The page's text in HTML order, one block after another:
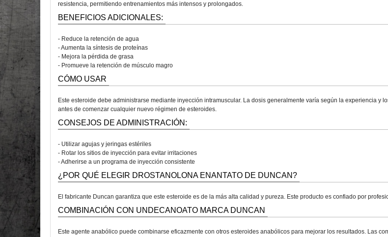
resistencia, permitiendo entrenamientos más intensos y prolongados.
BENEFICIOS ADICIONALES:
- Reduce la retención de agua
- Aumenta la síntesis de proteínas
- Mejora la pérdida de grasa
- Promueve la retención de músculo magro
CÓMO USAR
Este esteroide debe administrarse mediante inyección intramuscular. La dosis generalmente varía según la experiencia y
antes de comenzar cualquier nuevo régimen de esteroides.
CONSEJOS DE ADMINISTRACIÓN:
- Utilizar agujas y jeringas estériles
- Rotar los sitios de inyección para evitar irritaciones
- Adherirse a un programa de inyección consistente
¿POR QUÉ ELEGIR DROSTANOLONA ENANTATO DE DUNCAN?
El fabricante Duncan garantiza que este esteroide es de la más alta calidad y pureza. Este producto es confiado por
COMBINACIÓN CON UNDECANOATO MARCA DUNCAN
Este agente anabólico puede combinarse eficazmente con otros esteroides anabólicos para mejorar los resultados. Las